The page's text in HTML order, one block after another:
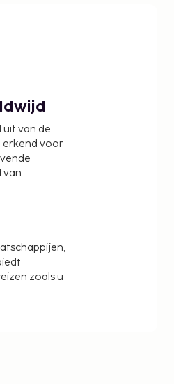
uit van de
erkend voor
van
zoals u